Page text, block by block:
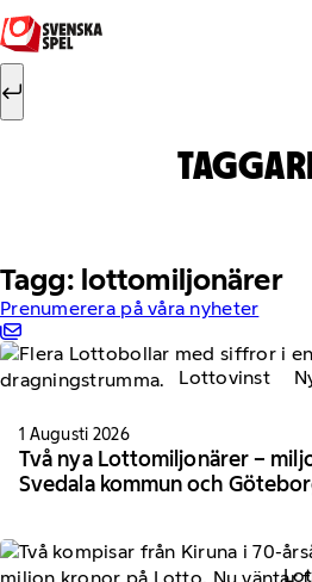
Hoppa till innehåll
Sök efter:
Tagg: lottomiljonärer
Prenumerera på våra nyheter
Lottovinst
1 Augusti 2026
Två nya Lottomiljonärer –
Svedala kommun och